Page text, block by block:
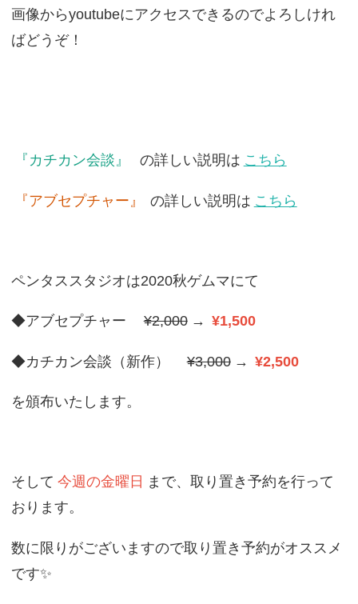
画像からyoutubeにアクセスできるのでよろしけれ
ばどうぞ！
『カチカン会談』 の詳しい説明は こちら
『アブセプチャー』 の詳しい説明は こちら
ペンタススタジオは2020秋ゲムマにて
◆アブセプチャー ¥2,000 → ¥1,500
◆カチカン会談（新作） ¥3,000 → ¥2,500
を頒布いたします。
そして 今週の金曜日 まで、取り置き予約を行って
おります。
数に限りがございますので取り置き予約がオススメ
です✨